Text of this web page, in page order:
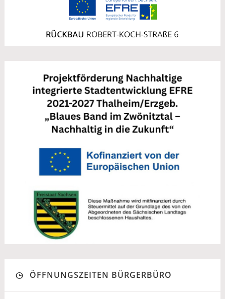
ÖFFNUNGSZEITEN BÜRGERBÜRO